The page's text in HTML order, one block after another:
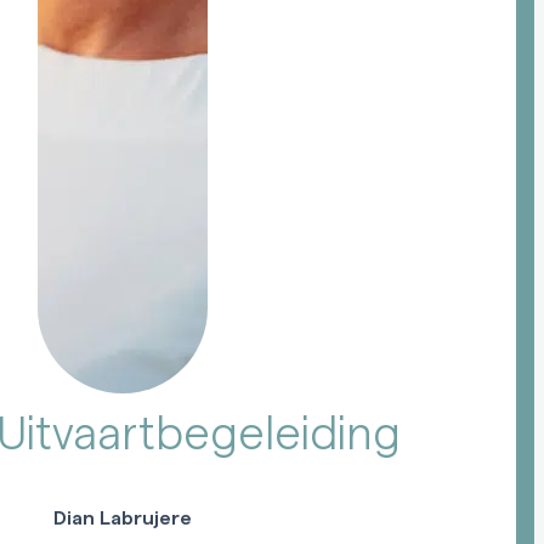
Dian Labrujere